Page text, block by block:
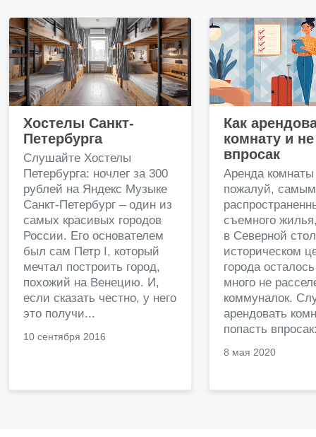
Хостелы Санкт-
Петербурга
Слушайте Хостелы
Петербурга: ночлег за 300
рублей на Яндекс Музыке
Санкт-Петербург – один из
самых красивых городов
России. Его основателем
был сам Петр I, который
мечтал построить город,
похожий на Венецию. И,
если сказать честно, у него
это получи...
10 сентября 2016
Как
комнату и
впросак
Аренда комнаты
пожалуй, самым
съемного
в Северной
историческом
города
много не
коммуналок.
арендовать
попасть
8 мая 2020